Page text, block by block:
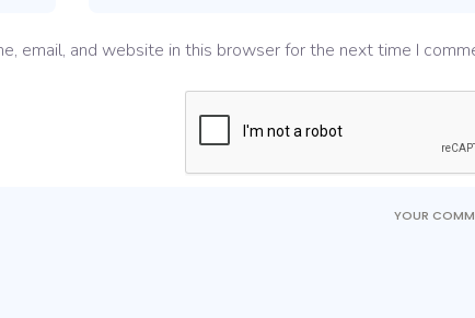
email, and website in this browser for the next time I